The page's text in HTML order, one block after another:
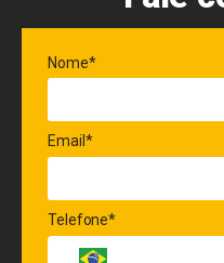
Nome*
Email*
Telefone*